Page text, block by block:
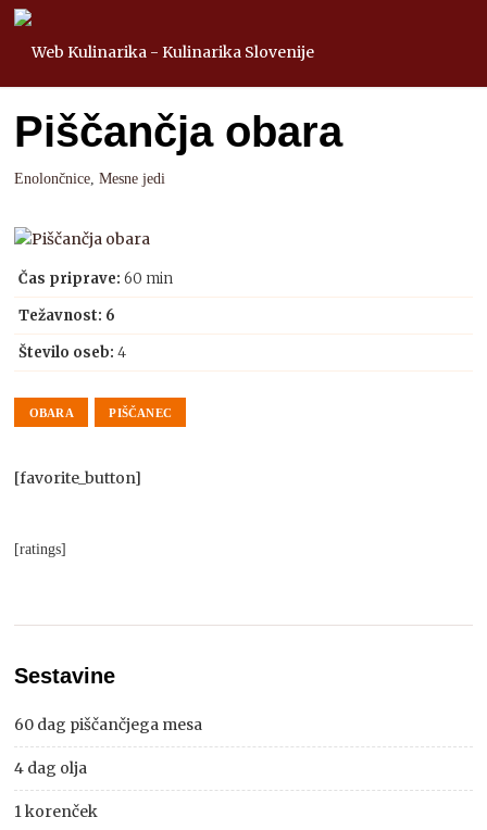
Piščančja obara
Enolončnice,Mesne jedi
Čas priprave: 60 min
Težavnost: 6
Število oseb: 4
OBARA PIŠČANEC
[favorite_button]
[ratings]
Sestavine
60 dag piščančjega mesa
4 dag olja
1 korenček